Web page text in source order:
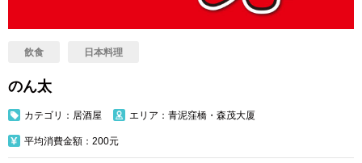
飲食 日本料理
のん太
カテゴリ：居酒屋 エリア：青泥窪橋・森茂大厦
平均消費金額：200元